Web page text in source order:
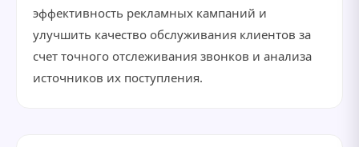
эффективность рекламных кампаний и
улучшить качество обслуживания клиентов за
счет точного отслеживания звонков и анализа
источников их поступления.